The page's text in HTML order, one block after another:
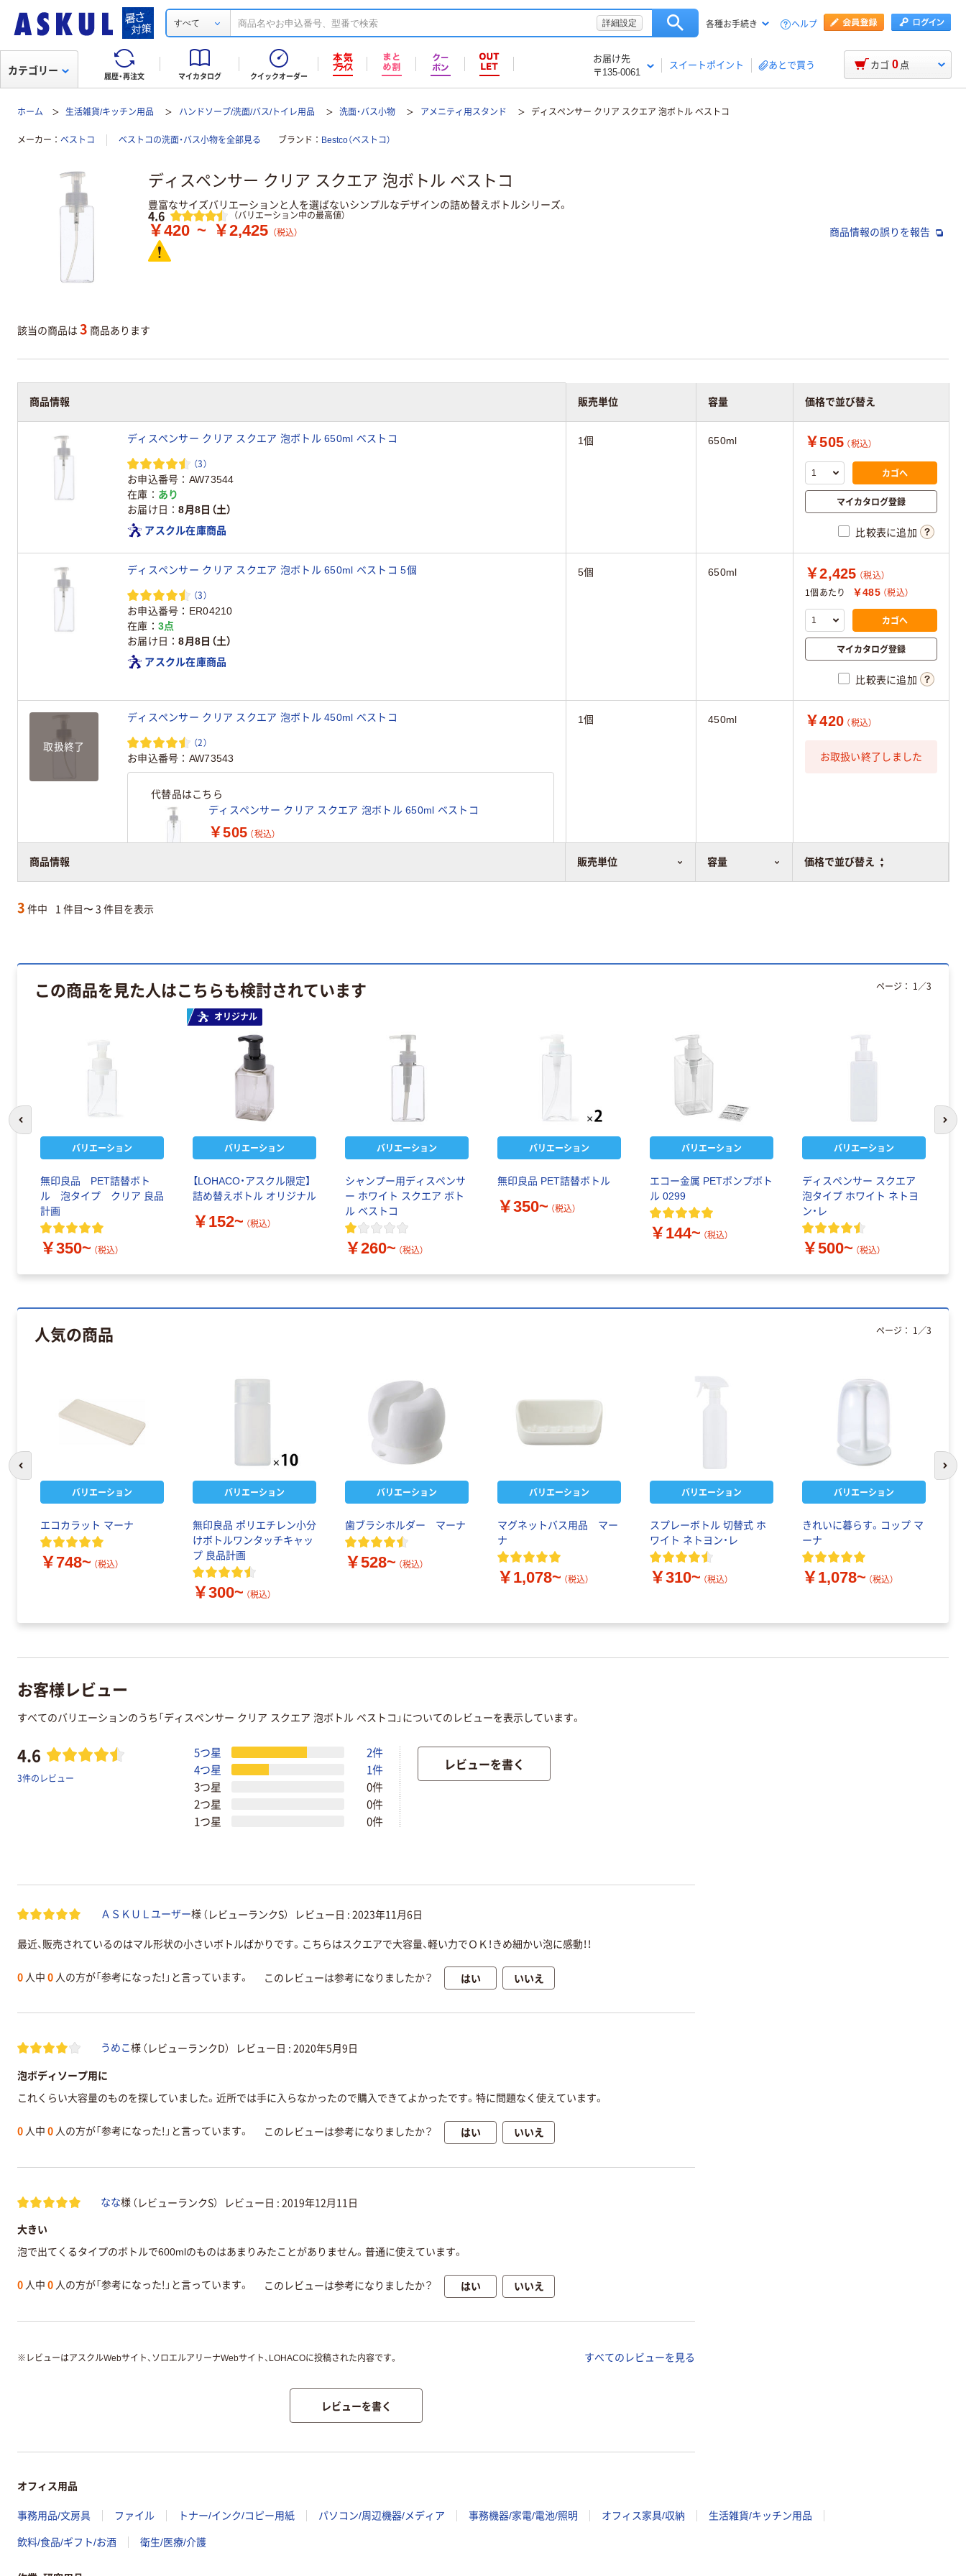
すべて 詳細設定 各種お手続き ヘルプ
履歴・再注文 マイカタログ クイックオーダー
お届け先
〒135-0061
スイートポイント あとで買う
カテゴリー カゴ 0 点
ホーム 生活雑貨/キッチン用品 ハンドソープ/洗面/バス/トイレ用品 洗面・バス小物 アメニティ用スタンド ディスペンサー クリア スクエア 泡ボトル ベストコ
メーカー ベストコ ベストコの洗面・バス小物を全部見る ブランド Bestco（ベストコ）
ディスペンサー クリア スクエア 泡ボトル ベストコ
豊富なサイズバリエーションと人を選ばないシンプルなデザインの詰め替えボトルシリーズ。
レビュー
4.6 （バリエーション中の最高値）
￥420 ~ ￥2,425 （税込） 商品情報の誤りを報告
該当の商品は 3 商品あります
商品情報 販売単位 容量 価格で並び替え
商品情報 販売単位 容量 価格で並び替え
ディスペンサー クリア スクエア 泡ボトル 650ml ベストコ
（3）
お申込番号
AW73544
在庫
あり
お届け日
8月8日（土）
アスクル在庫商品
1個 650ml ￥505 （税込）
カゴへ
マイカタログ登録
比較表に追加
ディスペンサー クリア スクエア 泡ボトル 650ml ベストコ 5個
（3）
お申込番号
ER04210
在庫
3点
お届け日
8月8日（土）
アスクル在庫商品
5個 650ml ￥2,425 （税込）
1個あたり
￥485 （税込）
カゴへ
マイカタログ登録
比較表に追加
取扱終了
ディスペンサー クリア スクエア 泡ボトル 450ml ベストコ
（2）
お申込番号 AW73543
代替品はこちら
ディスペンサー クリア スクエア 泡ボトル 650ml ベストコ
￥505 （税込）
1個 450ml ￥420 （税込）
お取扱い終了しました
3 件中 1 件目〜 3 件目を表示
この商品を見た人はこちらも検討されています
バリエーション
無印良品 PET詰替ボト
ル 泡タイプ クリア 良品
計画
￥350~ （税込）
オリジナル
バリエーション
【LOHACO・アスクル限定】
詰め替えボトル オリジナル
￥152~ （税込）
バリエーション
シャンプー用ディスペンサ
ー ホワイト スクエア ボト
ル ベストコ
￥260~ （税込）
バリエーション
無印良品 PET詰替ボトル
￥350~ （税込）
バリエーション
エコー金属 PETポンプボト
ル 0299
￥144~ （税込）
バリエーション
ディスペンサー スクエア
泡タイプ ホワイト ネトヨ
ン・レ
￥500~ （税込）
ページ： 1 ／3
前のスライドへ 次
人気の商品
バリエーション
エコカラット マーナ
￥748~ （税込）
バリエーション
無印良品 ポリエチレン小分
けボトルワンタッチキャッ
プ 良品計画
￥300~ （税込）
バリエーション
歯ブラシホルダー マーナ
￥528~ （税込）
バリエーション
マグネットバス用品 マー
ナ
￥1,078~ （税込）
バリエーション
スプレーボトル 切替式 ホ
ワイト ネトヨン・レ
￥310~ （税込）
バリエーション
きれいに暮らす。コップ マ
ーナ
￥1,078~ （税込）
ページ： 1 ／3
次
お客様レビュー
すべてのバリエーションのうち「ディスペンサー クリア スクエア 泡ボトル ベストコ」についてのレビューを表示しています。
4.6
3件のレビュー
5つ星
2件
4つ星
1件
3つ星
0件
2つ星
0件
1つ星
0件
レビューを書く
ＡＳＫＵＬユーザー様 （レビューランクS） レビュー日 : 2023年11月6日
最近、販売されているのはマル形状の小さいボトルばかりです。こちらはスクエアで大容量、軽い力でＯＫ！きめ細かい泡に感動！！
0 人中 0 人の方が「参考になった!」と言っています。 このレビューは参考になりましたか？ はい いいえ
うめこ様 （レビューランクD） レビュー日 : 2020年5月9日
泡ボディソープ用に
これくらい大容量のものを探していました。近所では手に入らなかったので購入できてよかったです。特に問題なく使えています。
0 人中 0 人の方が「参考になった!」と言っています。 このレビューは参考になりましたか？ はい いいえ
なな様 （レビューランクS） レビュー日 : 2019年12月11日
大きい
泡で出てくるタイプのボトルで600mlのものはあまりみたことがありません。普通に使えています。
0 人中 0 人の方が「参考になった!」と言っています。 このレビューは参考になりましたか？ はい いいえ
※ レビューはアスクルWebサイト、ソロエルアリーナWebサイト、LOHACOに投稿された内容です。 すべてのレビューを見る
レビューを書く
オフィス用品
事務用品/文房具 ファイル トナー/インク/コピー用紙 パソコン/周辺機器/メディア 事務機器/家電/電池/照明 オフィス家具/収納 生活雑貨/キッチン用品
飲料/食品/ギフト/お酒 衛生/医療/介護